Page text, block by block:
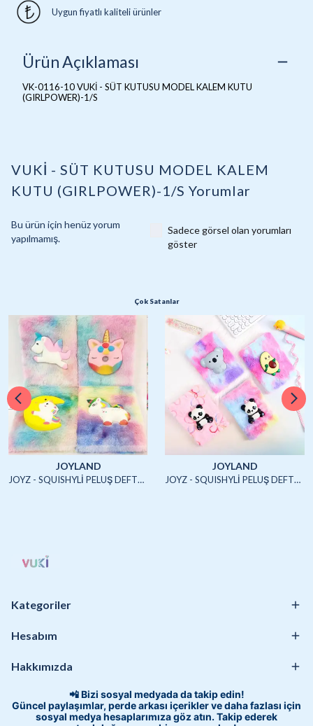
Uygun fiyatlı kaliteli ürünler
Ürün Açıklaması
VK-0116-10 VUKİ - SÜT KUTUSU MODEL KALEM KUTU
(GIRLPOWER)-1/S
VUKİ - SÜT KUTUSU MODEL KALEM
KUTU (GIRLPOWER)-1/S Yorumlar
Bu ürün için henüz yorum
yapılmamış.
Sadece görsel olan yorumları
göster
Çok Satanlar
JOYLAND
JOYZ - SQUISHYLİ PELUŞ DEFTER A5 (UNICORN2)-4/S
JOYLAND
JOYZ - SQUISHYLİ PELUŞ DEFTER A5 (HAYVANLAR)-4/S
Kategoriler
Hesabım
Hakkımızda
📲 Bizi sosyal medyada da takip edin!
Güncel paylaşımlar, perde arkası içerikler ve daha fazlası için
sosyal medya hesaplarımıza göz atın. Takip ederek